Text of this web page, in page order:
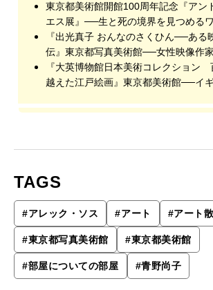
東京都美術館開館100周年記念『アン
エス展』──生と死の境界を見つめる
『出光真子 おんなのさくひん──ある
伝』東京都写真美術館──女性映像作
の活動をたどる
『大英博物館日本美術コレクション
越えた江戸絵画』東京都美術館──イ
TAGS
#アレック・ソス #アート #アート
#東京都写真美術館 #東京都美術館
#部屋についての部屋 #青野尚子